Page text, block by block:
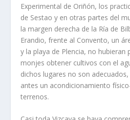
Experimental de Oriñón, los
de Sestao y en otras partes del
la margen derecha de la Ría de
Erandio, frente al Convento, un
y la playa de Plencia, no hubieran
monjes obtener cultivos con el
dichos lugares no son
antes un acondicionamiento
terrenos.